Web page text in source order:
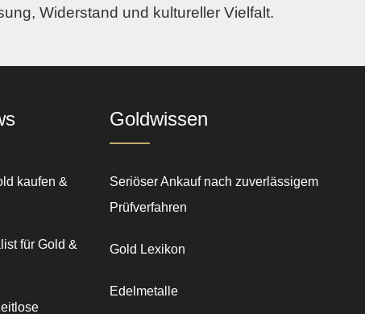
Widerstand und kultureller Vielfalt.
kaufen &
für Gold &
Goldwissen
Seriöser Ankauf nach zuverlässigem
Prüfverfahren
Gold Lexikon
Edelmetalle